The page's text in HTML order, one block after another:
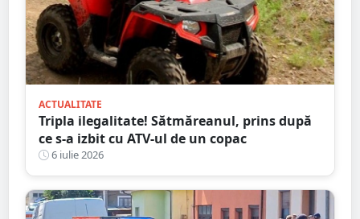
ACTUALITATE
Tripla ilegalitate! Sătmăreanul, prins după
ce s-a izbit cu ATV-ul de un copac
6 iulie 2026